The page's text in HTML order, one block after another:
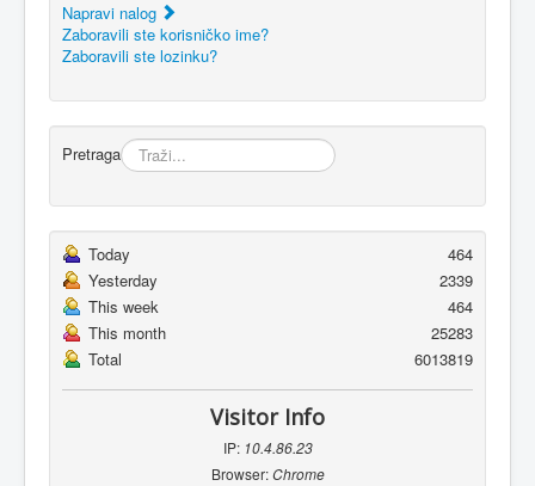
Napravi nalog
Zaboravili ste korisničko ime?
Zaboravili ste lozinku?
Pretraga
Today
464
Yesterday
2339
This week
464
This month
25283
Total
6013819
Visitor Info
IP: 10.4.86.23
Browser:Chrome